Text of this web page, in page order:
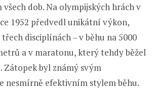
dob. Na olympijských hrách v
1952 předvedl unikátní výkon,
disciplínách – v běhu na 5000
a v maratonu, který tehdy běžel
Zátopek byl známý svým
nesmírně efektivním stylem běhu.